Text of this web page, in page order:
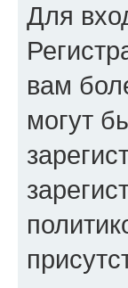
Для
вам
могут